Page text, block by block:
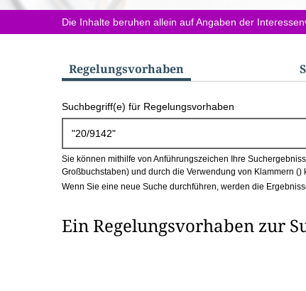
hier:Die Inhalte beruhen allein auf Angaben der
S
u
c
h
b
x
Regelungs­vorhaben
Suchbegriff(e) für Regelungsvorhaben
Sie können mithilfe von Anführungszeichen Ihre
Großbuchstaben) und durch die Verwendung von Klammern
Wenn Sie eine neue Suche durchführen, werden die
Ein Regelungsvorhaben zur